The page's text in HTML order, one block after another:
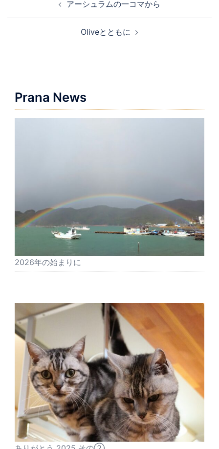
ョ
ン
アーシュラムの一コマから
Oliveとともに
Prana News
2026年の始まりに